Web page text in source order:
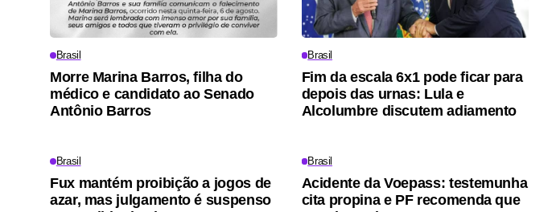
Brasil
Morre Marina Barros, filha do
médico e candidato ao Senado
Antônio Barros
Brasil
Fim da escala 6x1 pode ficar para
depois das urnas: Lula e
Alcolumbre discutem adiamento
Brasil
Fux mantém proibição a jogos de
azar, mas julgamento é suspenso
Brasil
Acidente da Voepass: testemunha
cita propina e PF recomenda que